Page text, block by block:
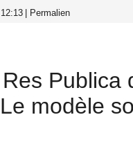
Permalien
Publica
modèle